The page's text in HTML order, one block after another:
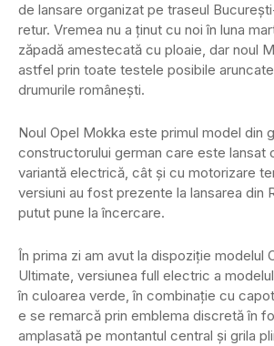
de lansare organizat pe traseul
retur. Vremea nu a ținut cu noi în luna
zăpadă amestecată cu ploaie, dar noul
astfel prin toate testele posibile
drumurile românești.
Noul Opel Mokka este primul model din
constructorului german care este lansat
variantă electrică, cât și cu motorizare
versiuni au fost prezente la lansarea din
putut pune la încercare.
În prima zi am avut la dispoziție modelul
Ultimate, versiunea full electric a
în culoarea verde, în combinație cu
e se remarcă prin emblema discretă în
amplasată pe montantul central și grila